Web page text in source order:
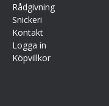
Rådgivning
Snickeri
Kontakt
Logga in
Köpvillkor